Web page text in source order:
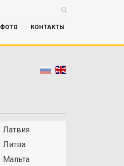
ФОТО КОНТАКТЫ
Латвия
Литва
Мальта